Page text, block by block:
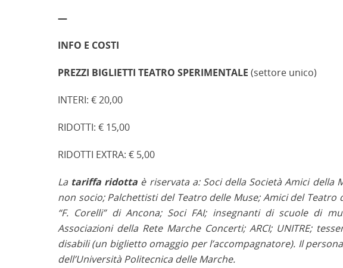
—
INFO E COSTI
PREZZI BIGLIETTI TEATRO SPERIMENTALE (settore unico)
INTERI: € 20,00
RIDOTTI: € 15,00
RIDOTTI EXTRA: € 5,00
Latariffa ridotta è riservata a: Soci della Società Amici della
non socio; Palchettisti del Teatro delle Muse; Amici del Teatro
“F. Corelli” di Ancona; Soci FAI; insegnanti di scuole di
Associazioni della Rete Marche Concerti; ARCI; UNITRE;
disabili (un biglietto omaggio per l’accompagnatore). Il
dell’Università Politecnica delle Marche.